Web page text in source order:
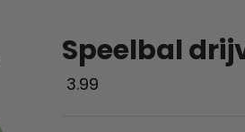
Speelbal
3.99